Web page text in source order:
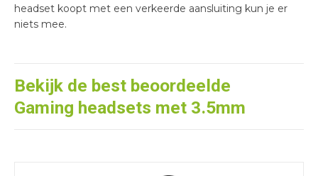
headset koopt met een verkeerde aansluiting kun je er
niets mee.
Bekijk de best beoordeelde
Gaming headsets met 3.5mm